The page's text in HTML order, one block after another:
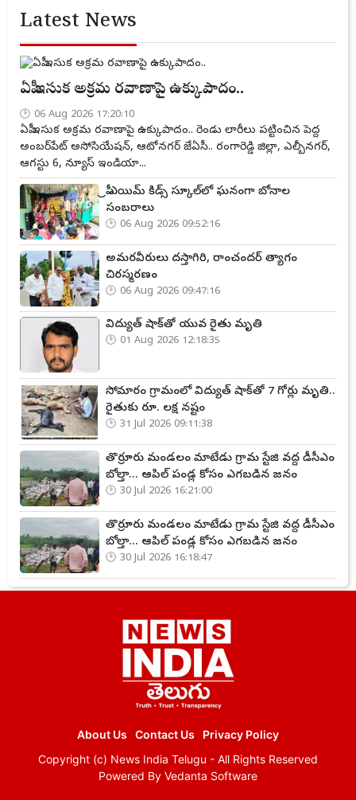
Latest News
ఏపీ ఇసుక అక్రమ రవాణాపై ఉక్కుపాదం..
06 Aug 2026 17:20:10
ఏపీ ఇసుక అక్రమ రవాణాపై ఉక్కుపాదం.. రెండు లారీలు పట్టించిన పెద్ద
అంబర్‌పేట్ అసోసియేషన్, ఆటోనగర్ జేఏసీ.. రంగారెడ్డి జిల్లా, ఎల్బీనగర్,
ఆగస్టు 6, న్యూస్ ఇండియా...
ప్రీ ఎయిమ్ కిడ్స్ స్కూల్‌లో ఘనంగా బోనాల
సంబరాలు
06 Aug 2026 09:52:16
అమరవీరులు దస్తాగిరి, రాంచందర్ త్యాగం
చిరస్మరణం
06 Aug 2026 09:47:16
విద్యుత్ షాక్‌తో యువ రైతు మృతి
01 Aug 2026 12:18:35
సోమారం గ్రామంలో విద్యుత్ షాక్‌తో 7 గోర్లు మృతి..
రైతుకు రూ. లక్ష నష్టం
31 Jul 2026 09:11:38
తొర్రూరు మండలం మాటేడు గ్రామ స్టేజి వద్ద డీసీఎం
బోల్తా... ఆపిల్ పండ్ల కోసం ఎగబడిన జనం
30 Jul 2026 16:21:00
తొర్రూరు మండలం మాటేడు గ్రామ స్టేజి వద్ద డీసీఎం
బోల్తా... ఆపిల్ పండ్ల కోసం ఎగబడిన జనం
30 Jul 2026 16:18:47
About Us Contact Us
Privacy Policy
Copyright (c) News India Telugu - All Rights Reserved
Powered By Vedanta Software